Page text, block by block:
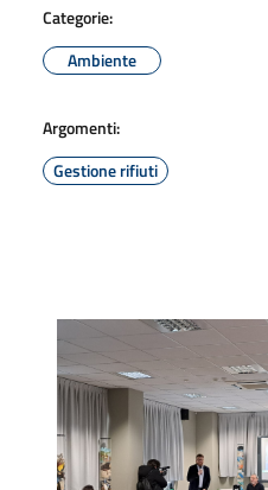
Categorie:
Ambiente
Argomenti:
Gestione rifiuti